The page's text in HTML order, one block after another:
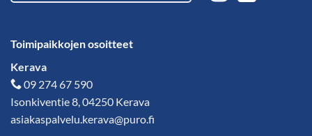
Toimipaikkojen osoitteet
Kerava
09 274 67 590
Isonkiventie 8, 04250 Kerava
asiakaspalvelu.kerava@puro.fi